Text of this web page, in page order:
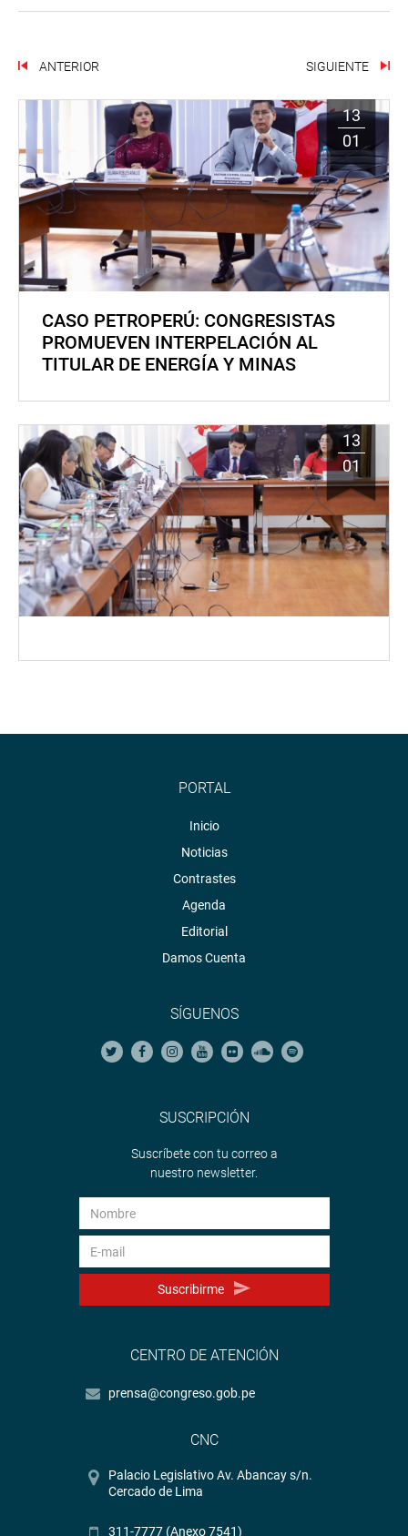
ANTERIOR SIGUIENTE
13
01
CASO PETROPERÚ: CONGRESISTAS
PROMUEVEN INTERPELACIÓN AL
TITULAR DE ENERGÍA Y MINAS
13
01
PORTAL
Inicio
Noticias
Contrastes
Agenda
Editorial
Damos Cuenta
SÍGUENOS
SUSCRIPCIÓN
Suscríbete con tu correo a
nuestro newsletter.
Suscribirme
CENTRO DE ATENCIÓN
prensa@congreso.gob.pe
CNC
Palacio Legislativo Av. Abancay s/n.
Cercado de Lima
311-7777 (Anexo 7541)